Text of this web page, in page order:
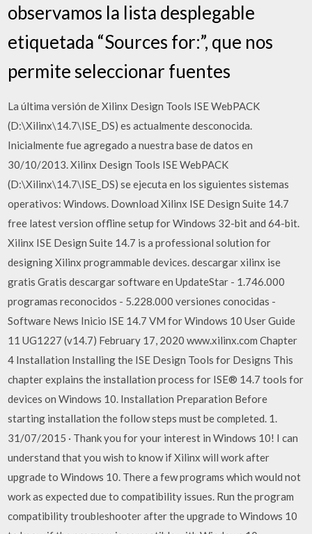
observamos la lista desplegable
etiquetada “Sources for:”, que nos
permite seleccionar fuentes
La última versión de Xilinx Design Tools ISE WebPACK
(D:\Xilinx\14.7\ISE_DS) es actualmente desconocida.
Inicialmente fue agregado a nuestra base de datos en
30/10/2013. Xilinx Design Tools ISE WebPACK
(D:\Xilinx\14.7\ISE_DS) se ejecuta en los siguientes sistemas
operativos: Windows. Download Xilinx ISE Design Suite 14.7
free latest version offline setup for Windows 32-bit and 64-bit.
Xilinx ISE Design Suite 14.7 is a professional solution for
designing Xilinx programmable devices. descargar xilinx ise
gratis Gratis descargar software en UpdateStar - 1.746.000
programas reconocidos - 5.228.000 versiones conocidas -
Software News Inicio ISE 14.7 VM for Windows 10 User Guide
11 UG1227 (v14.7) February 17, 2020 www.xilinx.com Chapter
4 Installation Installing the ISE Design Tools for Designs This
chapter explains the installation process for ISE® 14.7 tools for
devices on Windows 10. Installation Preparation Before
starting installation the follow steps must be completed. 1.
31/07/2015 · Thank you for your interest in Windows 10! I can
understand that you wish to know if Xilinx will work after
upgrade to Windows 10. There a few programs which would not
work as expected due to compatibility issues. Run the program
compatibility troubleshooter after the upgrade to Windows 10